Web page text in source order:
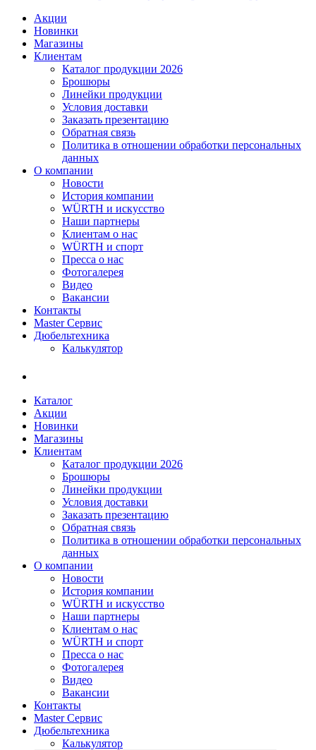
Акции
Новинки
Магазины
Клиентам
Каталог продукции 2026
Брошюры
Линейки продукции
Условия доставки
Заказать презентацию
Обратная связь
Политика в отношении обработки персональных
данных
О компании
Новости
История компании
WÜRTH и искусство
Наши партнеры
Клиентам о нас
WÜRTH и спорт
Пресса о нас
Фотогалерея
Видео
Вакансии
Контакты
Master Сервис
Дюбельтехника
Калькулятор
Каталог
Акции
Новинки
Магазины
Клиентам
Каталог продукции 2026
Брошюры
Линейки продукции
Условия доставки
Заказать презентацию
Обратная связь
Политика в отношении обработки персональных
данных
О компании
Новости
История компании
WÜRTH и искусство
Наши партнеры
Клиентам о нас
WÜRTH и спорт
Пресса о нас
Фотогалерея
Видео
Вакансии
Контакты
Master Сервис
Дюбельтехника
Калькулятор